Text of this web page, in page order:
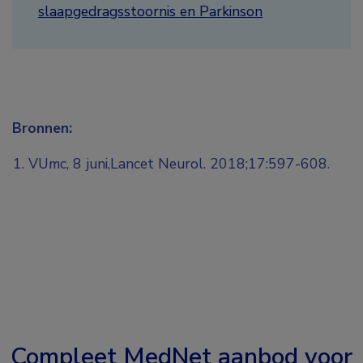
slaapgedragsstoornis en Parkinson
Bronnen:
VUmc, 8 juni,Lancet Neurol. 2018;17:597-608.